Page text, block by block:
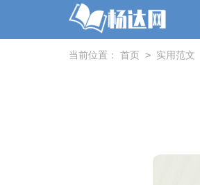
当前位置： 首页 > 实用范文